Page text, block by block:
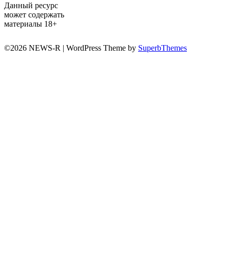
Данный ресурс
может содержать
материалы 18+
©2026 NEWS-R | WordPress Theme by SuperbThemes